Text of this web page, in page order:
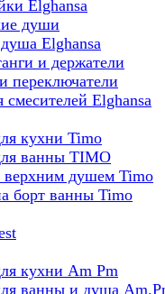
Elghansa
души
Elghansa
и держатели
переключатели
смесителей Elghansa
кухни Timo
ванны TIMO
верхним душем Timo
борт ванны Timo
кухни Am Pm
ванны и душа